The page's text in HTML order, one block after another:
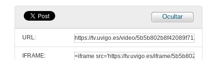
Ocultar
URL:
IFRAME:
Aproveitamento do Potencial da Rede Móvil na Atención Sanitaria. Presentación
20 de mar. de 2012